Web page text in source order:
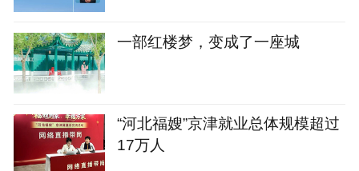
一部红楼梦，变成了一座城
“河北福嫂”京津就业总体规模超过
17万人